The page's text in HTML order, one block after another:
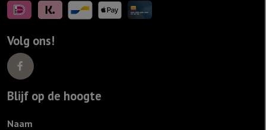
Volg ons!
Blijf op de hoogte
Naam